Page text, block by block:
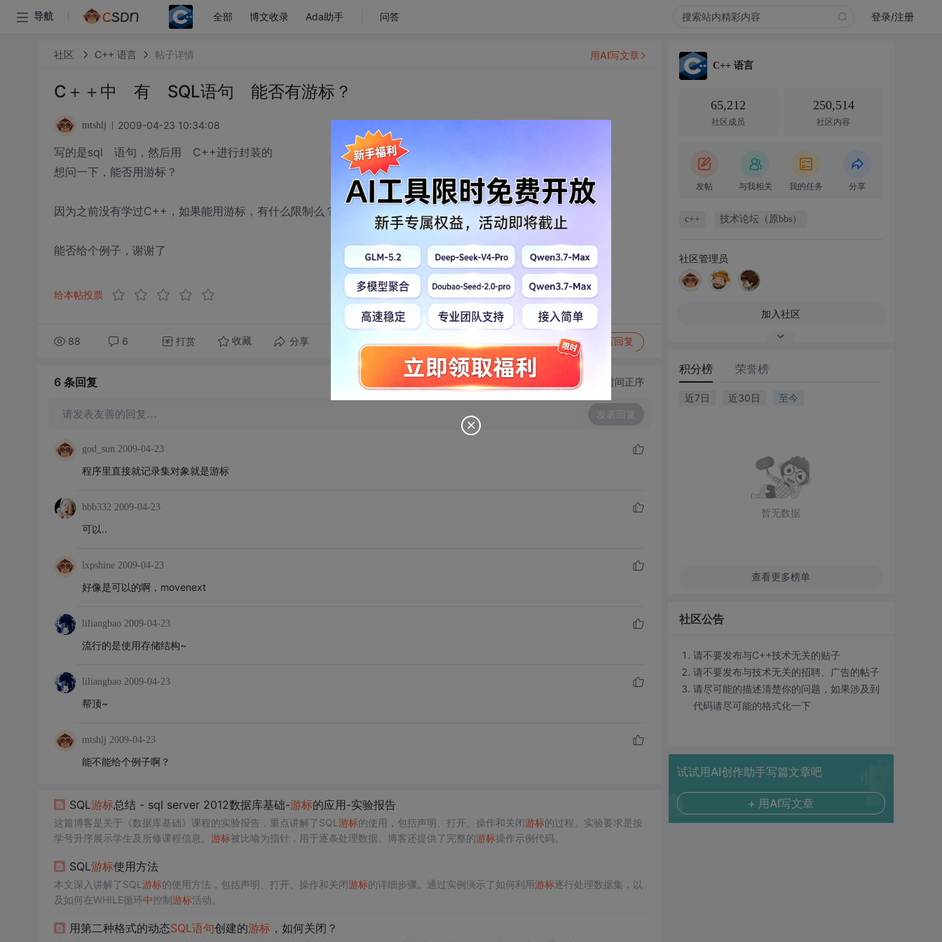
导航 全部 博文收录 Ada助手 问答 登录/注册
社区 C++ 语言 帖子详情
C＋＋中 有 SQL语句 能否有游标？
mtshlj 2009-04-23 10:34:08
写的是sql 语句，然后用 C++进行封装的
想问一下，能否用游标？
因为之前没有学过C++，如果能用游标，有什么限制么？
能否给个例子，谢谢了
给本帖投票
88 6 打赏 收藏 分享 转发到动态 举报 写回复
用AI写文章
6 条回复 切换为时间正序
请发表友善的回复… 发表回复
god_sun 2009-04-23
程序里直接就记录集对象就是游标
bbb332 2009-04-23
可以..
lxpshine 2009-04-23
好像是可以的啊，movenext
liliangbao 2009-04-23
流行的是使用存储结构~
liliangbao 2009-04-23
帮顶~
mtshlj 2009-04-23
能不能给个例子啊？
SQL游标总结 - sql server 2012数据库基础-游标的应用-实验报告
这篇博客是关于《数据库基础》课程的实验报告，重点讲解了SQL 游标的使用，包括声明、打开、操作和关闭游标的过程。实验要求是按
学号升序展示学生及所修课程信息。 游标被比喻为指针，用于逐条处理数据。博客还提供了完整的游标操作示例代码。
SQL游标使用方法
本文深入讲解了SQL 游标的使用方法，包括声明、打开、操作和关闭游标的详细步骤。通过实例演示了如何利用游标逐行处理数据集，以
及如何在WHILE循环中控制游标活动。
用第二种格式的动态SQL语句创建的游标 ，如何关闭？
C++ 语言
65,212
社区成员
250,514
社区内容
发帖 与我相关 我的任务 分享
c++ 技术论坛（原bbs）
社区管理员
加入社区
积分榜 荣誉榜
近7日 近30日 至今
暂无数据
查看更多榜单
社区公告
请不要发布与C++技术无关的贴子
请不要发布与技术无关的招聘、广告的帖子
请尽可能的描述清楚你的问题，如果涉及到
代码请尽可能的格式化一下
试试用AI创作助手写篇文章吧
+ 用AI写文章